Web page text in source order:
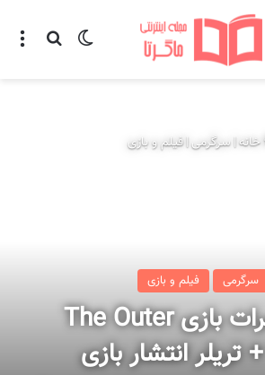
تغییر پوسته
خانه|سرگرمی|فیلم و بازی
سرگرمی فیلم و بازی
نقدها و نمرات بازی The Outer